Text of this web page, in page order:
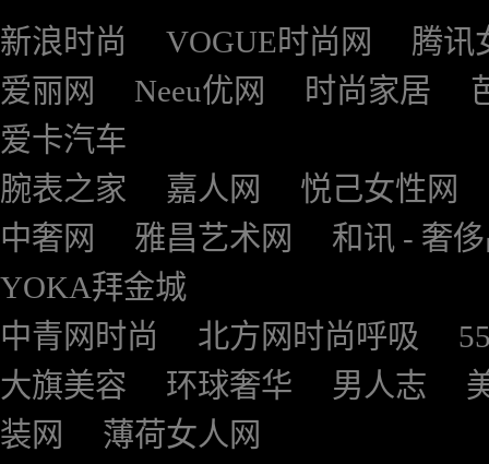
新浪时尚 VOGUE时尚网
腾讯
爱丽网
Neeu优网 时尚家居
爱卡汽车
腕表之家
嘉人网
悦己女性网
中奢网
雅昌艺术网
和讯 - 奢
YOKA拜金城
中青网时尚
北方网时尚呼吸
大旗美容
环球奢华 男人志
装网
薄荷女人网